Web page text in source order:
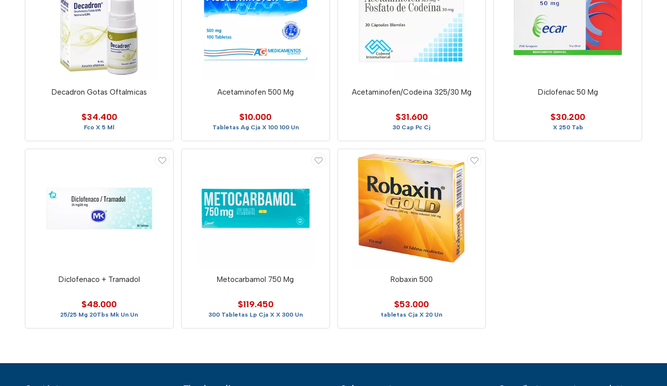
Decadron Gotas Oftalmicas
$34.400
Fco X 5 Ml
Acetaminofen 500 Mg
$10.000
Tabletas Ag Cja X 100 100 Un
Acetaminofen/Codeina 325/30 Mg
$31.600
30 Cap Pc Cj
Diclofenac 50 Mg
$30.200
X 250 Tab
Diclofenaco + Tramadol
$48.000
25/25 Mg 20Tbs Mk Un Un
Metocarbamol 750 Mg
$119.450
300 Tabletas Lp Cja X X 300 Un
Robaxin 500
$53.000
tabletas Cja X 20 Un